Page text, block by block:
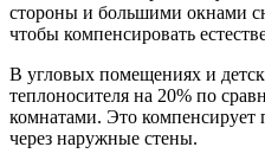
стороны и большими окнами
чтобы компенсировать
В угловых помещениях и
теплоносителя на 20% по
комнатами. Это
через наружные стены.